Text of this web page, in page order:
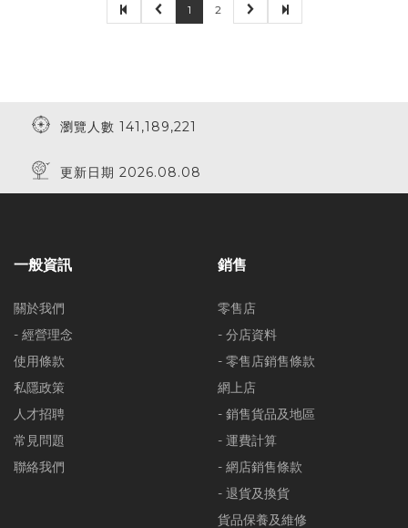
1 2
瀏覽人數 141,189,221
更新日期 2026.08.08
一般資訊
關於我們
- 經營理念
使用條款
私隱政策
人才招聘
常見問題
聯絡我們
銷售
零售店
- 分店資料
- 零售店銷售條款
網上店
- 銷售貨品及地區
- 運費計算
- 網店銷售條款
- 退貨及換貨
貨品保養及維修